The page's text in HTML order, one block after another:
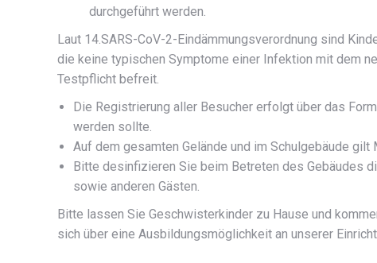
durchgeführt werden.
Laut 14.SARS-CoV-2-Eindämmungsverordnung sind
die keine typischen Symptome einer Infektion mit dem
Testpflicht befreit.
Die Registrierung aller Besucher erfolgt über das
werden sollte.
Auf dem gesamten Gelände und im Schulgebäude gilt
Bitte desinfizieren Sie beim Betreten des Gebäudes
sowie anderen Gästen.
Bitte lassen Sie Geschwisterkinder zu Hause und
sich über eine Ausbildungsmöglichkeit an unserer